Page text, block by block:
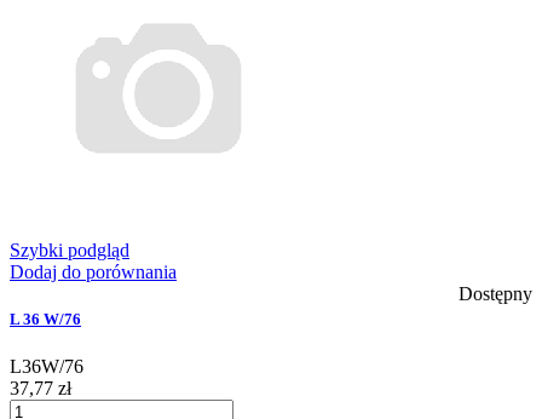
Szybki podgląd
Dodaj do porównania
Dostępny
L 36 W/76
L36W/76
37,77 zł